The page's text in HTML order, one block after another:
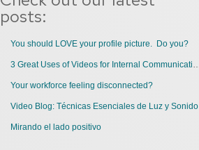
posts:
You should LOVE your profile picture. Do you?
Your workforce feeling disconnected?
Video Blog: Técnicas Esenciales de Luz y Sonido
Mirando el lado positivo